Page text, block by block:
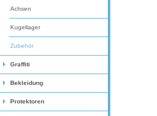
Achsen
Kugellager
Zubehör
Graffiti
Bekleidung
Protektoren